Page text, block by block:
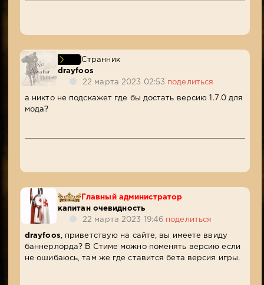
Странник
drayfoos
22 марта 2023 02:53 поделиться
а никто не подскажет где бы достать версию 1.7.0 для
мода?
Главный администратор
капитан очевидность
22 марта 2023 19:46 поделиться
drayfoos , приветствую на сайте, вы имеете ввиду
баннерлорда? В Стиме можно поменять версию если
не ошибаюсь, там же где ставится бета версия игры.